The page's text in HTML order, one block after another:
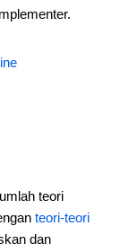
teori
teori-teori
dan